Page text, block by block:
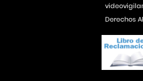
Derechos